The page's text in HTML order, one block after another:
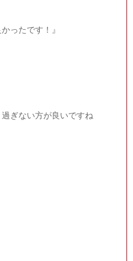
ったです！』
過ぎない方が良いですね